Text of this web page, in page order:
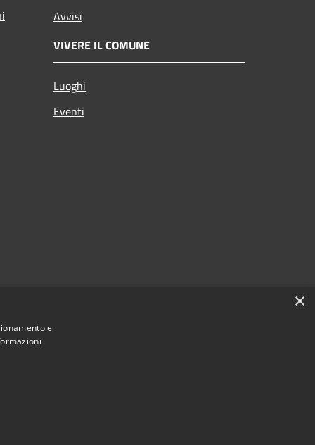
Avvisi
VIVERE IL COMUNE
Luoghi
Eventi
×
e